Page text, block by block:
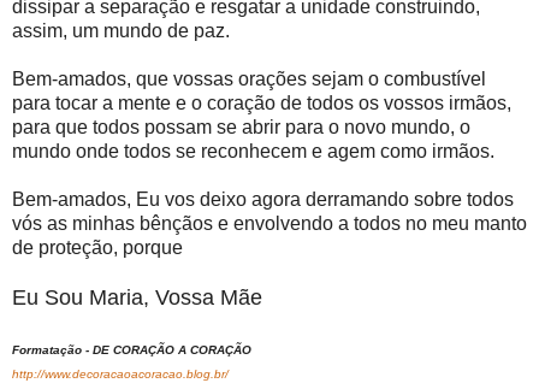
dissipar a separação e resgatar a unidade construindo,
assim, um mundo de paz.
Bem-amados, que vossas orações sejam o combustível
para tocar a mente e o coração de todos os vossos irmãos,
para que todos possam se abrir para o novo mundo, o
mundo onde todos se reconhecem e agem como irmãos.
Bem-amados, Eu vos deixo agora derramando sobre todos
vós as minhas bênçãos e envolvendo a todos no meu manto
de proteção, porque
Eu Sou Maria, Vossa Mãe
Formatação - DE CORAÇÃO A CORAÇÃO
http://www.decoracaoacoracao.blog.br/